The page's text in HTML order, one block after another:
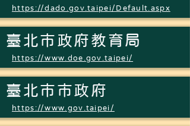
https://dado.gov.taipei/Default.aspx
臺北市政府教育局
https://www.doe.gov.taipei/
臺北市市政府
https://www.gov.taipei/